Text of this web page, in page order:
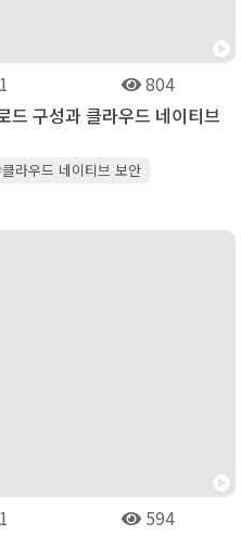
1
804
드 구성과 클라우드 네이티브
클라우드 네이티브 보안
1
594